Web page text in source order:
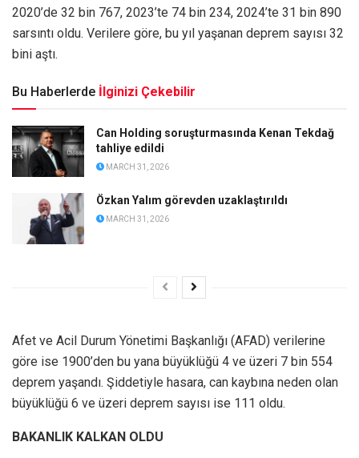
2020’de 32 bin 767, 2023’te 74 bin 234, 2024’te 31 bin 890
sarsıntı oldu. Verilere göre, bu yıl yaşanan deprem sayısı 32
bini aştı.
Bu Haberlerde İlginizi Çekebilir
Can Holding soruşturmasında Kenan Tekdağ
tahliye edildi
MARCH 31, 2026
Özkan Yalım görevden uzaklaştırıldı
MARCH 31, 2026
Afet ve Acil Durum Yönetimi Başkanlığı (AFAD) verilerine
göre ise 1900’den bu yana büyüklüğü 4 ve üzeri 7 bin 554
deprem yaşandı. Şiddetiyle hasara, can kaybına neden olan
büyüklüğü 6 ve üzeri deprem sayısı ise 111 oldu.
BAKANLIK KALKAN OLDU